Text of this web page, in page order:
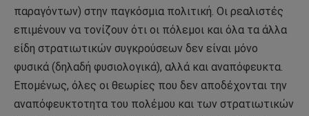
παραγόντων) στην παγκόσμια πολιτική. Οι ρεαλιστές
επιμένουν να τονίζουν ότι οι πόλεμοι και όλα τα άλλα
είδη στρατιωτικών συγκρούσεων δεν είναι μόνο
φυσικά (δηλαδή φυσιολογικά), αλλά και αναπόφευκτα.
Επομένως, όλες οι θεωρίες που δεν αποδέχονται την
αναπόφευκτοτητα του πολέμου και των στρατιωτικών